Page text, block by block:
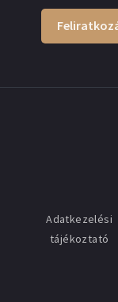
Adatkezelési
tájékoztató